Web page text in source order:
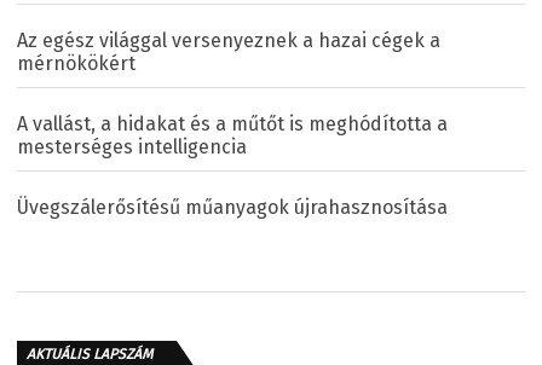
Az egész világgal versenyeznek a hazai cégek a
mérnökökért
A vallást, a hidakat és a műtőt is meghódította a
mesterséges intelligencia
Üvegszálerősítésű műanyagok újrahasznosítása
AKTUÁLIS LAPSZÁM